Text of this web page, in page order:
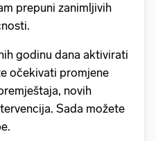
prepuni zanimljivih
godinu dana aktivirati
očekivati promjene
novih
Sada možete